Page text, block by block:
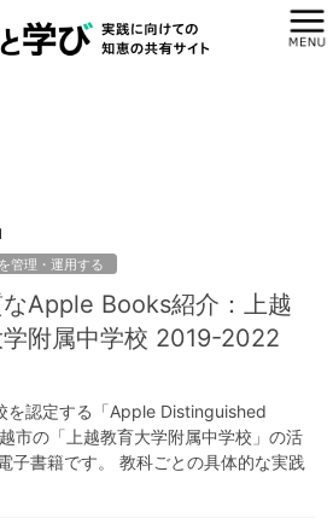
管理・運用する
Apple Books紹介：上越
附属中学校 2019-202‪2‬
を認定する「Apple Distinguished
市の「上越教育大学附属中学校」の活
子書籍です。 教科ごとの具体的な実践